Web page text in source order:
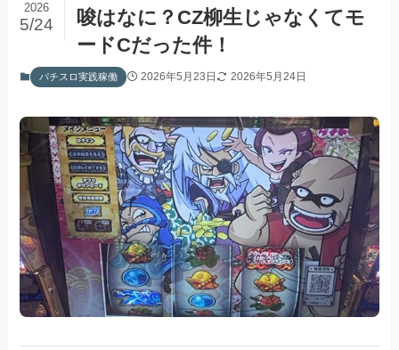
唆はなに？CZ柳生じゃなくてモ
ードCだった件！
2026
5/24
パチスロ実践稼働 2026年5月23日 2026年5月24日